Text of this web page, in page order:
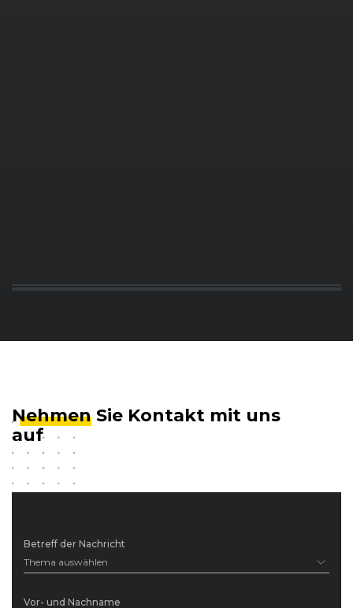
Betreff der Nachricht
Thema auswählen
Vor- und Nachname
Nehmen Sie Kontakt mit uns
auf